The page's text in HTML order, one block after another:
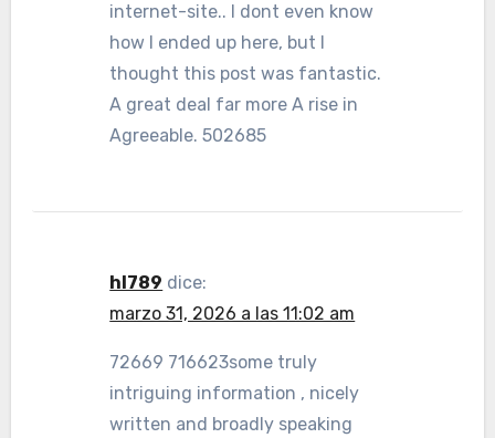
internet-site.. I dont even know
how I ended up here, but I
thought this post was fantastic.
A great deal far more A rise in
Agreeable. 502685
hl789 dice:
marzo 31, 2026 a las 11:02 am
72669 716623some truly
intriguing information , nicely
written and broadly speaking